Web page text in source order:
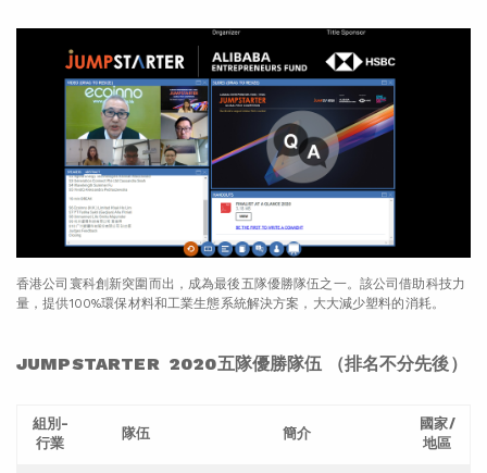
香港公司寰科創新突圍而出，成為最後五隊優勝隊伍之一。該公司借助科技力
量，提供100%環保材料和工業生態系統解決方案，大大減少塑料的消耗。
JUMPSTARTER 2020五隊優勝隊伍 （排名不分先後）
組別-
行業
隊伍 簡介
國家/
地區